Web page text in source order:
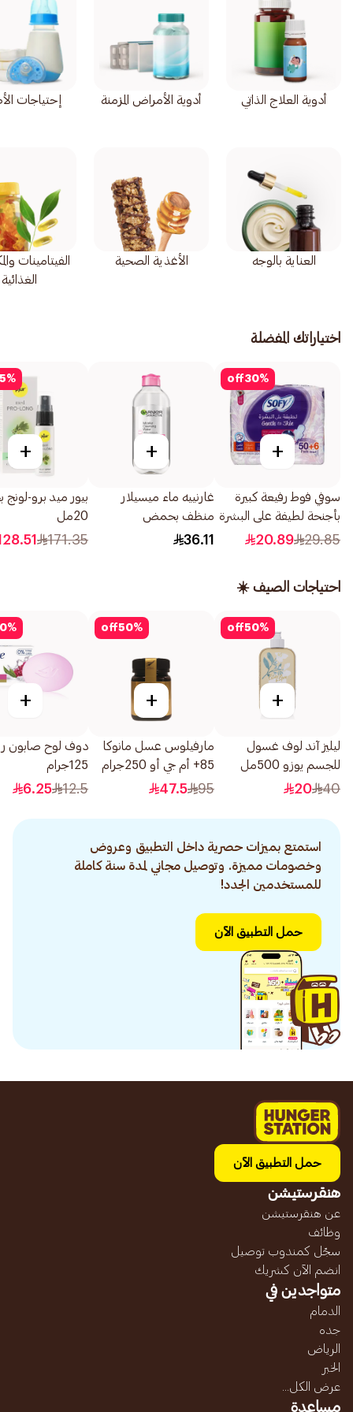
أدوية العلاج الذاتي أدوية الأمراض المزمنة إحتياجات
العناية بالوجه الأغذية الصحية
الفيتامينات
الغذائية
اختياراتك المفضلة
30%
off
+
سوفي فوط رفيعة كبيرة
بأجنحة لطيفة على البشرة
مقاس 29×56قطعة
29.85
20.89
+
غارنييه ماء ميسيلار
منظف بحمض
الساليسيليك للبشرة
36.11
%
+
بيور ميد برو-لونج
20مل
171.35
احتياجات الصيف ☀️
50%
off
+
ليليز آند لوف غسول
للجسم يوزو 500مل
40
20
50%
off
+
مارفيلوس عسل مانوكا
85+ أم جي أو 250جرام
95
47.5
%
+
دوف لوح صابون
125جرام
12.5
6.25
استمتع بميزات حصرية داخل التطبيق وعروض
وخصومات مميزة. وتوصيل مجاني لمدة سنة كاملة
للمستخدمين الجدد!
حمل التطبيق الآن
حمل التطبيق الآن
هنقرستيشن
عن هنقرستيشن
وظائف
سجّل كمندوب توصيل
انضم الآن كشريك
متواجدين في
الدمام
جده
الرياض
الخبر
عرض الكل...
مساعدة